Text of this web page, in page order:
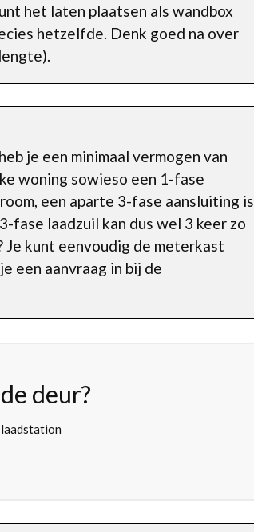
het laten plaatsen als wandbox
hetzelfde. Denk goed na over
je een minimaal vermogen van
woning sowieso een 1-fase
een aparte 3-fase aansluiting is
fase laadzuil kan dus wel 3 keer zo
Je kunt eenvoudig de meterkast
een aanvraag in bij de
deur?
laadstation